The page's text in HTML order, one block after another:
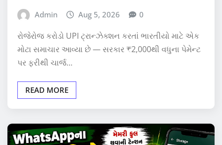
Admin Aug 5, 2026 0
રોજેરોજ કરોડો UPI ટ્રાન્ઝેક્શન કરતાં ભારતીયો માટે એક
મોટા સમાચાર આવ્યા છે — સરકાર ₹2,000થી વધુના પેમેન્ટ
પર ફરીથી ચાર્જ…
READ MORE